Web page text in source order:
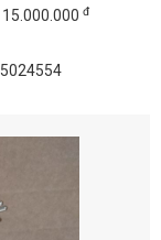
15.000.000 đ